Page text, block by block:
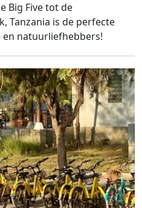
Big Five tot de
Tanzania is de perfecte
natuurliefhebbers!